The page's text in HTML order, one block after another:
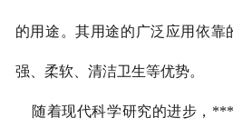
的用途。其用途的广泛应用依靠
强、柔软、清洁卫生等优势。
随着现代科学研究的进步，